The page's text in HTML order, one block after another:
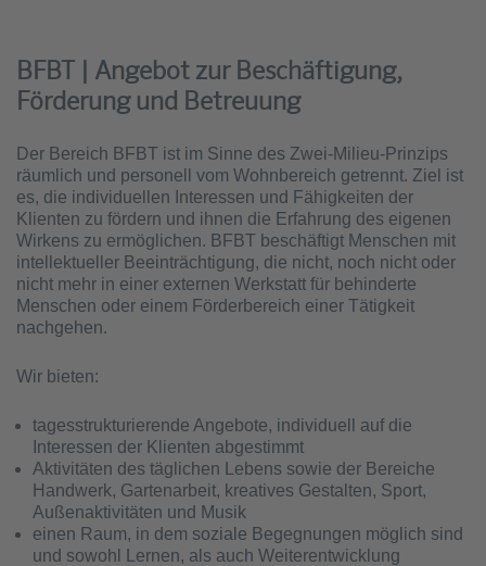
BFBT | Angebot zur Beschäftigung,
Förderung und Betreuung
Der Bereich BFBT ist im Sinne des Zwei-Milieu-Prinzips
räumlich und personell vom Wohnbereich getrennt. Ziel ist
es, die individuellen Interessen und Fähigkeiten der
Klienten zu fördern und ihnen die Erfahrung des eigenen
Wirkens zu ermöglichen. BFBT beschäftigt Menschen mit
intellektueller Beeinträchtigung, die nicht, noch nicht oder
nicht mehr in einer externen Werkstatt für behinderte
Menschen oder einem Förderbereich einer Tätigkeit
nachgehen.
Wir bieten:
tagesstrukturierende Angebote, individuell auf die
Interessen der Klienten abgestimmt
Aktivitäten des täglichen Lebens sowie der Bereiche
Handwerk, Gartenarbeit, kreatives Gestalten, Sport,
Außenaktivitäten und Musik
einen Raum, in dem soziale Begegnungen möglich sind
und sowohl Lernen, als auch Weiterentwicklung